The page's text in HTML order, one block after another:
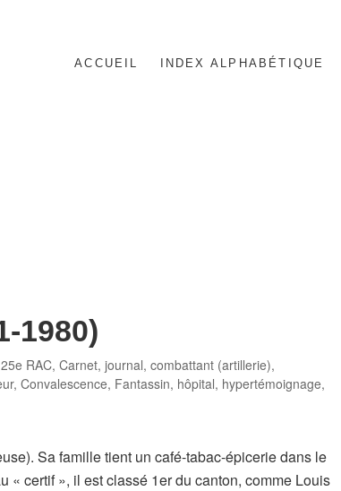
ACCUEIL INDEX ALPHABÉTIQUE
1980)
25e RAC,Carnet, journal,combattant (artillerie),
,Convalescence, Fantassin, hôpital, hypertémoignage,
Sa famille tient un café-tabac-épicerie dans le
« certif », il est classé 1er du canton, comme Louis